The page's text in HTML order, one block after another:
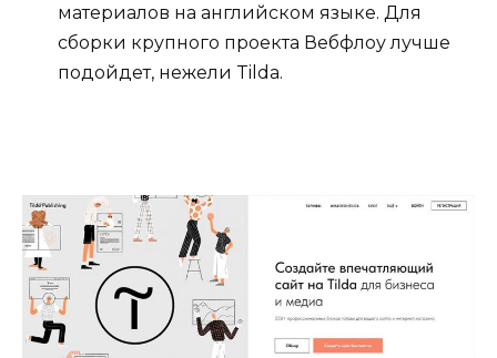
материалов на английском языке. Для
сборки крупного проекта Вебфлоу лучше
подойдет, нежели Tilda.